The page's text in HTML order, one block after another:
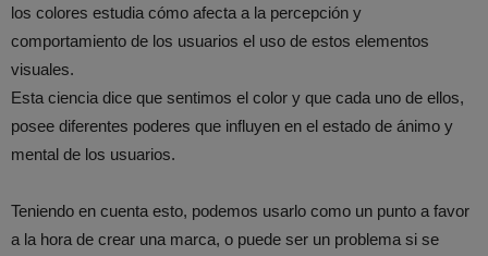
los colores estudia cómo afecta a la percepción y
comportamiento de los usuarios el uso de estos elementos
visuales.
Esta ciencia dice que sentimos el color y que cada uno de ellos,
posee diferentes poderes que influyen en el estado de ánimo y
mental de los usuarios.
Teniendo en cuenta esto, podemos usarlo como un punto a favor
a la hora de crear una marca, o puede ser un problema si se